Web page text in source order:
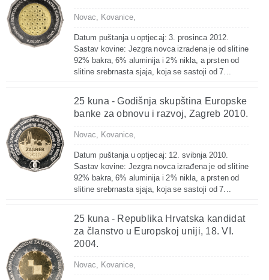
Novac, Kovanice,
Datum puštanja u optjecaj: 3. prosinca 2012.
Sastav kovine: Jezgra novca izrađena je od slitine
92% bakra, 6% aluminija i 2% nikla, a prsten od
slitine srebrnasta sjaja, koja se sastoji od 7...
25 kuna - Godišnja skupština Europske
banke za obnovu i razvoj, Zagreb 2010.
Novac, Kovanice,
Datum puštanja u optjecaj: 12. svibnja 2010.
Sastav kovine: Jezgra novca izrađena je od slitine
92% bakra, 6% aluminija i 2% nikla, a prsten od
slitine srebrnasta sjaja, koja se sastoji od 7...
25 kuna - Republika Hrvatska kandidat
za članstvo u Europskoj uniji, 18. VI.
2004.
Novac, Kovanice,